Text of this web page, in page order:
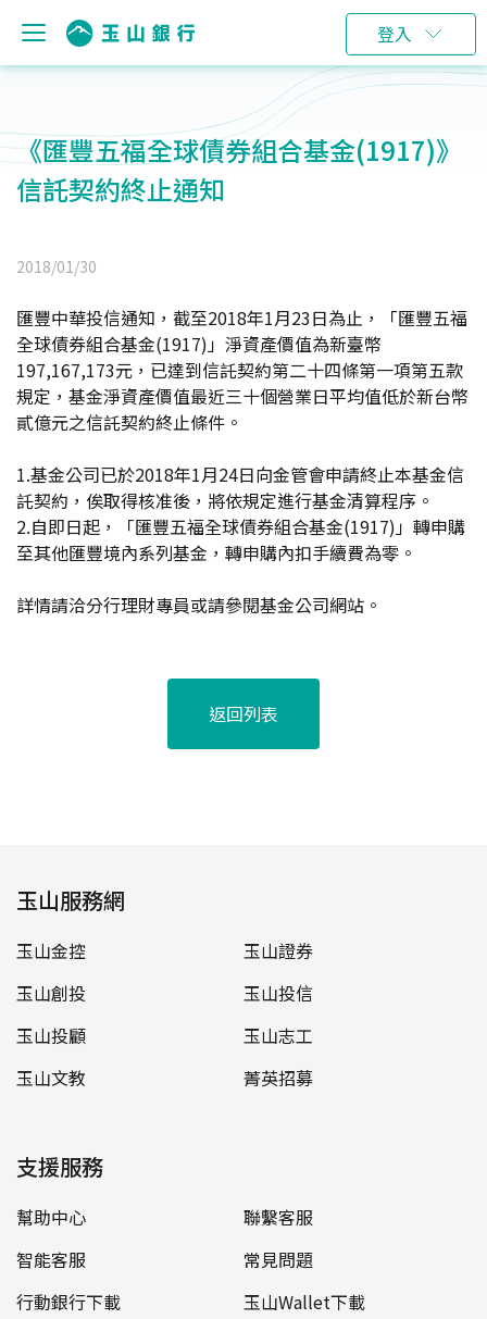
登入
《匯豐五福全球債券組合基金(1917)》
信託契約終止通知
2018/01/30
匯豐中華投信通知，截至2018年1月23日為止，「匯豐五福
全球債券組合基金(1917)」淨資產價值為新臺幣
197,167,173元，已達到信託契約第二十四條第一項第五款
規定，基金淨資產價值最近三十個營業日平均值低於新台幣
貳億元之信託契約終止條件。
1.基金公司已於2018年1月24日向金管會申請終止本基金信
託契約，俟取得核准後，將依規定進行基金清算程序。
2.自即日起，「匯豐五福全球債券組合基金(1917)」轉申購
至其他匯豐境內系列基金，轉申購內扣手續費為零。
詳情請洽分行理財專員或請參閱基金公司網站。
返回列表
玉山服務網
玉山金控
玉山證券
玉山創投
玉山投信
玉山投顧
玉山志工
玉山文教
菁英招募
支援服務
幫助中心
聯繫客服
智能客服
常見問題
行動銀行下載
玉山Wallet下載